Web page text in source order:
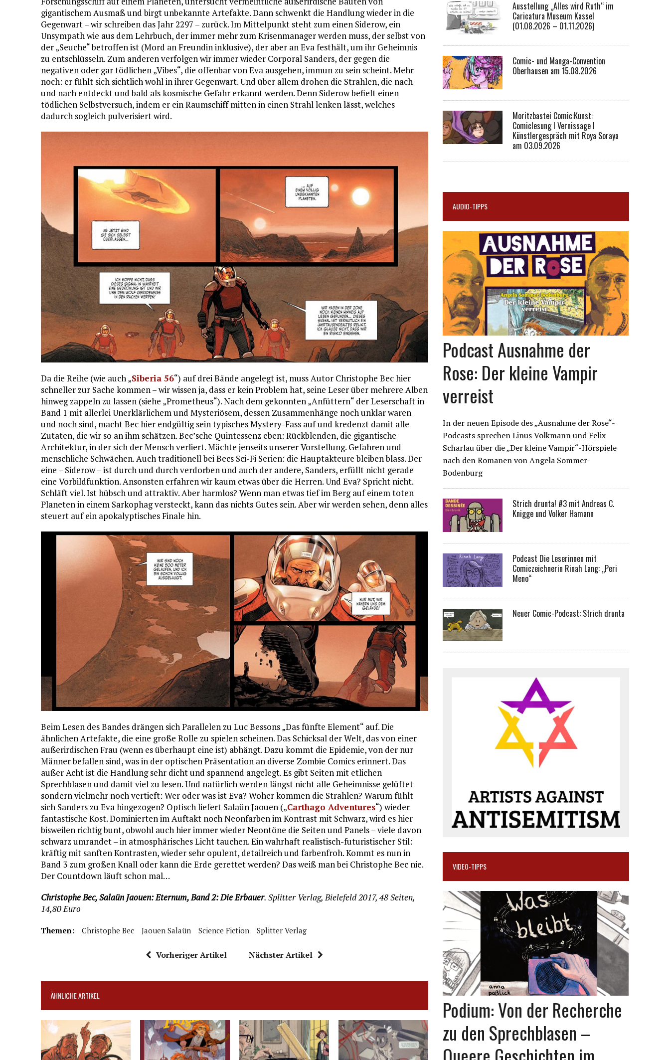
gigantischem Ausmaß und birgt unbekannte Artefakte. Dann schwenkt die Handlung wieder in die
Gegenwart – wir schreiben das Jahr 2297 – zurück. Im Mittelpunkt steht zum einen Siderow, ein
Unsympath wie aus dem Lehrbuch, der immer mehr zum Krisenmanager werden muss, der selbst von
der „Seuche“ betroffen ist (Mord an Freundin inklusive), der aber an Eva festhält, um ihr Geheimnis
zu entschlüsseln. Zum anderen verfolgen wir immer wieder Corporal Sanders, der gegen die
negativen oder gar tödlichen „Vibes“, die offenbar von Eva ausgehen, immun zu sein scheint. Mehr
noch: er fühlt sich sichtlich wohl in ihrer Gegenwart. Und über allem drohen die Strahlen, die nach
und nach entdeckt und bald als kosmische Gefahr erkannt werden. Denn Siderow befielt einen
tödlichen Selbstversuch, indem er ein Raumschiff mitten in einen Strahl lenken lässt, welches
dadurch sogleich pulverisiert wird.
Da die Reihe (wie auch „Siberia 56“) auf drei Bände angelegt ist, muss Autor Christophe Bec hier
schneller zur Sache kommen – wir wissen ja, dass er kein Problem hat, seine Leser über mehrere Alben
hinweg zappeln zu lassen (siehe „Prometheus“). Nach dem gekonnten „Anfüttern“ der Leserschaft in
Band 1 mit allerlei Unerklärlichem und Mysteriösem, dessen Zusammenhänge noch unklar waren
und noch sind, macht Bec hier endgültig sein typisches Mystery-Fass auf und kredenzt damit alle
Zutaten, die wir so an ihm schätzen. Bec’sche Quintessenz eben: Rückblenden, die gigantische
Architektur, in der sich der Mensch verliert. Mächte jenseits unserer Vorstellung. Gefahren und
menschliche Schwächen. Auch traditionell bei Becs Sci-Fi Serien: die Hauptakteure bleiben blass. Der
eine – Siderow – ist durch und durch verdorben und auch der andere, Sanders, erfüllt nicht gerade
eine Vorbildfunktion. Ansonsten erfahren wir kaum etwas über die Herren. Und Eva? Spricht nicht.
Schläft viel. Ist hübsch und attraktiv. Aber harmlos? Wenn man etwas tief im Berg auf einem toten
Planeten in einem Sarkophag versteckt, kann das nichts Gutes sein. Aber wir werden sehen, denn alles
steuert auf ein apokalyptisches Finale hin.
Beim Lesen des Bandes drängen sich Parallelen zu Luc Bessons „Das fünfte Element“ auf. Die
ähnlichen Artefakte, die eine große Rolle zu spielen scheinen. Das Schicksal der Welt, das von einer
außerirdischen Frau (wenn es überhaupt eine ist) abhängt. Dazu kommt die Epidemie, von der nur
Männer befallen sind, was in der optischen Präsentation an diverse Zombie Comics erinnert. Das
außer Acht ist die Handlung sehr dicht und spannend angelegt. Es gibt Seiten mit etlichen
Sprechblasen und damit viel zu lesen. Und natürlich werden längst nicht alle Geheimnisse gelüftet
sondern vielmehr noch vertieft: Wer oder was ist Eva? Woher kommen die Strahlen? Warum fühlt
sich Sanders zu Eva hingezogen? Optisch liefert Salaün Jaouen („Carthago Adventures“) wieder
fantastische Kost. Dominierten im Auftakt noch Neonfarben im Kontrast mit Schwarz, wird es hier
bisweilen richtig bunt, obwohl auch hier immer wieder Neontöne die Seiten und Panels – viele davon
schwarz umrandet – in atmosphärisches Licht tauchen. Ein wahrhaft realistisch-futuristischer Stil:
kräftig mit sanften Kontrasten, wieder sehr opulent, detailreich und farbenfroh. Kommt es nun in
Band 3 zum großen Knall oder kann die Erde gerettet werden? Das weiß man bei Christophe Bec nie.
Der Countdown läuft schon mal…
Christophe Bec, Salaün Jaouen: Eternum, Band 2: Die Erbauer. Splitter Verlag, Bielefeld 2017, 48 Seiten,
14,80 Euro
Themen: Christophe Bec Jaouen Salaün Science Fiction Splitter Verlag
Vorheriger Artikel Nächster Artikel
ÄHNLICHE ARTIKEL
Ausstellung „Alles wird Ruth“ im
Caricatura Museum Kassel
(01.08.2026 – 01.11.2026)
Comic- und Manga-Convention
Oberhausen am 15.08.2026
Moritzbastei Comic:Kunst:
Comiclesung I Vernissage I
Künstlergespräch mit Roya Soraya
am 03.09.2026
AUDIO-TIPPS
Podcast Ausnahme der
Rose: Der kleine Vampir
verreist
In der neuen Episode des „Ausnahme der Rose“-
Podcasts sprechen Linus Volkmann und Felix
Scharlau über die „Der kleine Vampir“-Hörspiele
nach den Romanen von Angela Sommer-
Bodenburg
Strich drunta! #3 mit Andreas C.
Knigge und Volker Hamann
Podcast Die Leserinnen mit
Comiczeichnerin Rinah Lang: „Peri
Meno“
Neuer Comic-Podcast: Strich drunta
VIDEO-TIPPS
Podium: Von der Recherche
zu den Sprechblasen –